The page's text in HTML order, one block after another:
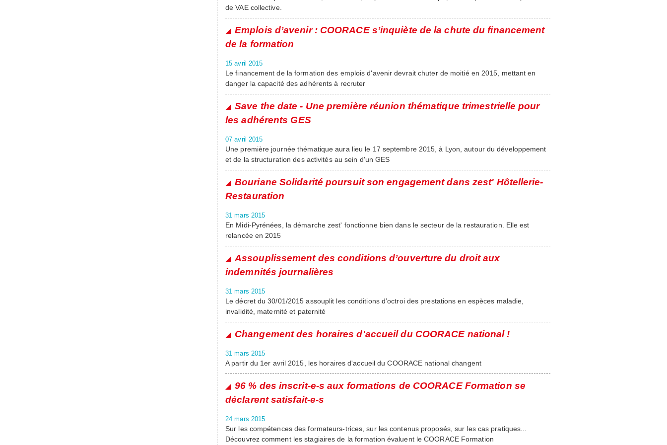
de VAE collective.
Emplois d’avenir : COORACE s’inquiète de la chute du financement
de la formation
15 avril 2015
Le financement de la formation des emplois d'avenir devrait chuter de moitié en 2015, mettant en
danger la capacité des adhérents à recruter
Save the date - Une première réunion thématique trimestrielle pour
les adhérents GES
07 avril 2015
Une première journée thématique aura lieu le 17 septembre 2015, à Lyon, autour du développement
et de la structuration des activités au sein d'un GES
Bouriane Solidarité poursuit son engagement dans zest' Hôtellerie-
Restauration
31 mars 2015
En Midi-Pyrénées, la démarche zest' fonctionne bien dans le secteur de la restauration. Elle est
relancée en 2015
Assouplissement des conditions d’ouverture du droit aux
indemnités journalières
31 mars 2015
Le décret du 30/01/2015 assouplit les conditions d’octroi des prestations en espèces maladie,
invalidité, maternité et paternité
Changement des horaires d'accueil du COORACE national !
31 mars 2015
A partir du 1er avril 2015, les horaires d'accueil du COORACE national changent
96 % des inscrit-e-s aux formations de COORACE Formation se
déclarent satisfait-e-s
24 mars 2015
Sur les compétences des formateurs-trices, sur les contenus proposés, sur les cas pratiques...
Découvrez comment les stagiaires de la formation évaluent le COORACE Formation